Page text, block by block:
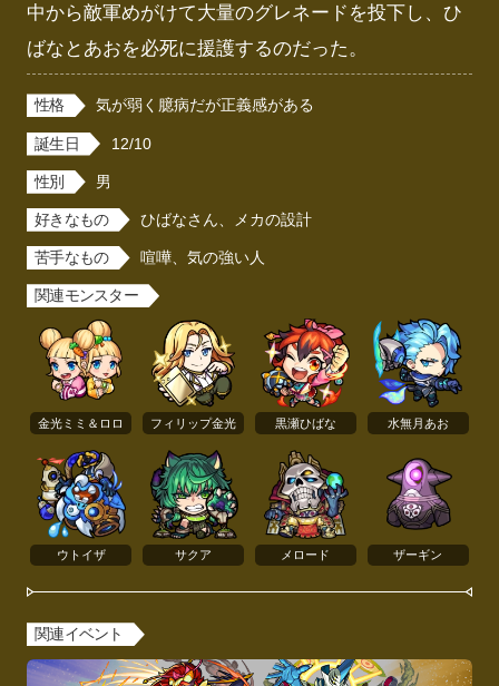
中から敵軍めがけて大量のグレネードを投下し、ひ
ばなとあおを必死に援護するのだった。
性格 気が弱く臆病だが正義感がある
誕生日 12/10
性別 男
好きなもの ひばなさん、メカの設計
苦手なもの 喧嘩、気の強い人
関連モンスター
金光ミミ＆ロロ フィリップ金光 黒瀬ひばな 水無月あお
ウトイザ サクア メロード ザーギン
関連イベント